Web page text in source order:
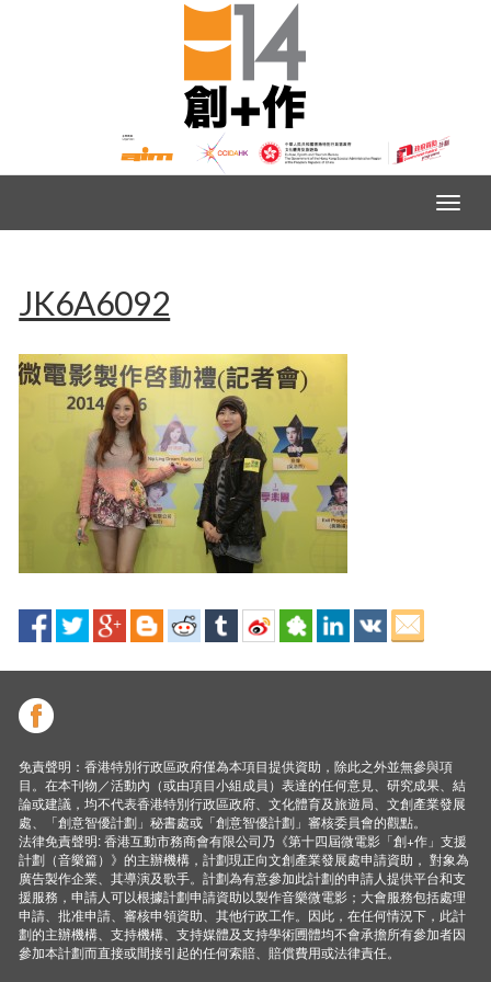
JK6A6092
免責聲明：香港特別行政區政府僅為本項目提供資助，除此之外並無參與項
目。在本刊物／活動內（或由項目小組成員）表達的任何意見、研究成果、結
論或建議，均不代表香港特別行政區政府、文化體育及旅遊局、文創產業發展
處、「創意智優計劃」秘書處或「創意智優計劃」審核委員會的觀點。
法律免責聲明: 香港互動市務商會有限公司乃《第十四屆微電影「創+作」支援
計劃（音樂篇）》的主辦機構，計劃現正向文創產業發展處申請資助， 對象為
廣告製作企業、其導演及歌手。計劃為有意參加此計劃的申請人提供平台和支
援服務，申請人可以根據計劃申請資助以製作音樂微電影；大會服務包括處理
申請、批准申請、審核申領資助、其他行政工作。因此，在任何情況下，此計
劃的主辦機構、支持機構、支持媒體及支持學術圑體均不會承擔所有參加者因
參加本計劃而直接或間接引起的任何索賠、賠償費用或法律責任。